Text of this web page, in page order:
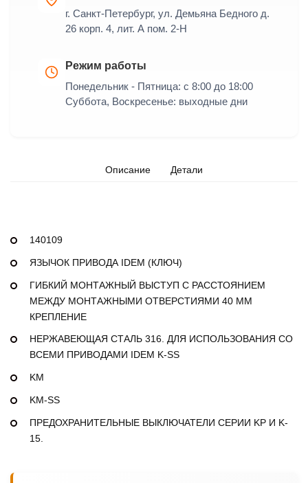
г. Санкт-Петербург, ул. Демьяна Бедного д.
26 корп. 4, лит. А пом. 2-Н
Режим работы
Понедельник - Пятница: с 8:00 до 18:00
Суббота, Воскресенье: выходные дни
Описание Детали
140109
ЯЗЫЧОК ПРИВОДА IDEM (КЛЮЧ)
ГИБКИЙ МОНТАЖНЫЙ ВЫСТУП С РАССТОЯНИЕМ
МЕЖДУ МОНТАЖНЫМИ ОТВЕРСТИЯМИ 40 ММ
КРЕПЛЕНИЕ
НЕРЖАВЕЮЩАЯ СТАЛЬ 316. ДЛЯ ИСПОЛЬЗОВАНИЯ СО
ВСЕМИ ПРИВОДАМИ IDEM K-SS
KM
KM-SS
ПРЕДОХРАНИТЕЛЬНЫЕ ВЫКЛЮЧАТЕЛИ СЕРИИ KP И K-
15.